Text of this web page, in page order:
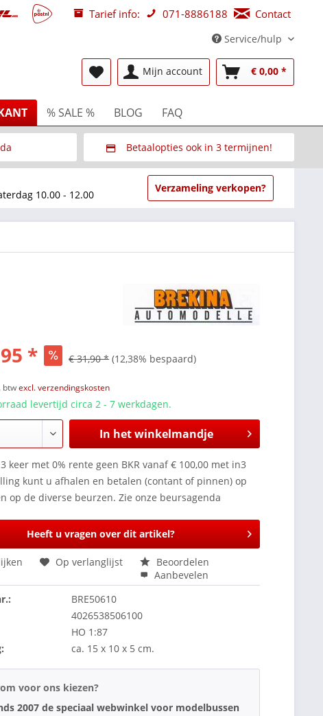
Tarief info: 071-8886188 Contact
Service/hulp
Mijn account € 0,00 *
% SALE % BLOG FAQ
Betaalopties ook in 3 termijnen!
Via Multisafepay (veilig via SSL)
10.00 - 12.00
Verzameling verkopen?
* € 31,90 * (12,38% bespaard)
btwexcl. verzendingskosten
levertijd circa 2 - 7 werkdagen.
In het winkelmandje
keer met 0% rente geen BKR vanaf € 100,00 met in3
kunt u afhalen en betalen (contant of pinnen) op
op de diverse beurzen. Zie onze beursagenda
Heeft u vragen over dit artikel?
Op verlanglijst
Beoordelen
Aanbevelen
BRE50610
4026538506100
HO 1:87
ca. 15 x 10 x 5 cm.
voor ons kiezen?
2007 de speciaal webwinkel voor modelbussen